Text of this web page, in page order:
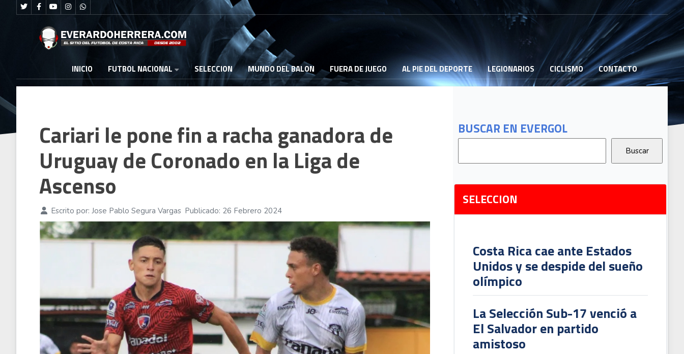
INICIO FUTBOL NACIONAL SELECCION MUNDO DEL BALON FUERA DE JUEGO AL PIE DEL DEPORTE LEGIONARIOS CICLISMO CONTACTO
BUSCAR EN EVERGOL
SELECCION
Costa Rica cae ante Estados
Unidos y se despide del sueño
olímpico
La Selección Sub-17 venció a
El Salvador en partido
amistoso
Cariari le pone fin a racha ganadora de
Uruguay de Coronado en la Liga de
Ascenso
Escrito por: Jose Pablo Segura Vargas Publicado: 26 Febrero 2024